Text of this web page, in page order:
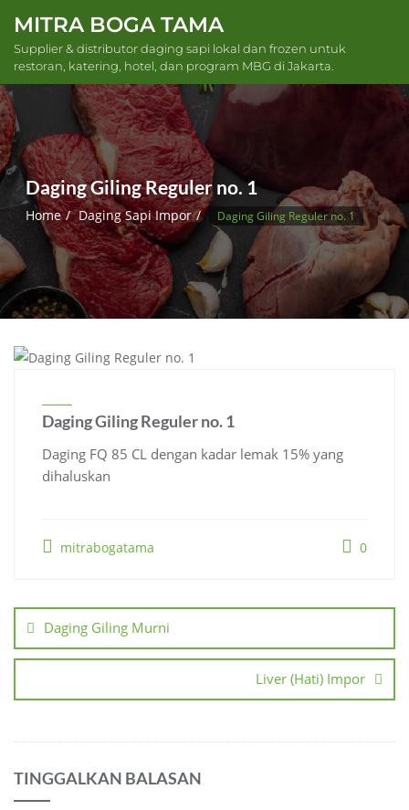
content
MITRA BOGA TAMA
Supplier & distributor daging sapi lokal dan frozen untuk
restoran, katering, hotel, dan program MBG di Jakarta.
Daging Giling Reguler no. 1
Home Daging Sapi Impor Daging Giling Reguler no. 1
Daging Giling Reguler no. 1
Daging FQ 85 CL dengan kadar lemak 15% yang
dihaluskan
mitrabogatama 0
posDaging Giling Murni
Liver (Hati) Impor
TINGGALKAN BALASAN